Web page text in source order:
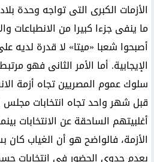
الأزمات الكبرى التى تواجه وحدة
ما ينفى جزءا كبيرا من الانطباعات
أصبحوا شعبا «ميتا» لا قدرة لديه
الإيجابية. أما الأمر الثانى فهو
سلوك عموم المصريين تجاه أزمة
قبل شهر واحد تجاه انتخابات
أغلبيتهم الساحقة عن الانتخابات
الأزمة، فالواضح هو أن الغياب
بعدم جدوى الحضور فى انتخابات